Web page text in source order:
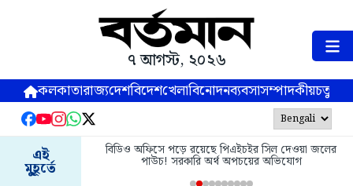
৭ আগস্ট, ২০২৬
কলকাতারাজ্যদেশবিদেশখেলাবিনোদনব্যবসাসম্পাদকীয়
এই
মুহূর্তে
বিডিও অফিসে পড়ে রয়েছে পিএইচইর সিল দেওয়া জলের
পাউচ! সরকারি অর্থ অপচয়ের অভিযোগ